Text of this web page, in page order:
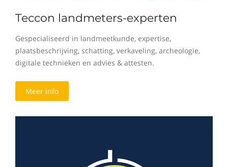
Teccon landmeters-experten
Gespecialiseerd in landmeetkunde, expertise,
plaatsbeschrijving, schatting, verkaveling, archeologie,
digitale technieken en advies & attesten.
Meer info